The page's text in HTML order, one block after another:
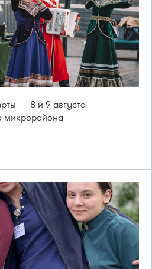
— 8 и 9 августа
микрорайона